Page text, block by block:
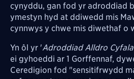
cynyddu, gan fod yr adroddiad
ymestyn hyd at ddiwedd mis
cynnwys y chwe mis diwethaf o
Yn ôl yr 'Adroddiad Alldro
ei gyhoeddi ar 1 Gorffennaf,
Ceredigion fod "sensitifrwydd